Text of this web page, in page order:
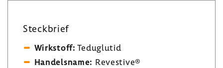
Steck­brief
Wirk­stoff: Teduglutid
Handels­name: Reves­tive®